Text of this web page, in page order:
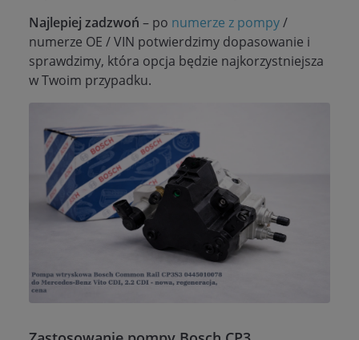
Najlepiej zadzwoń – po numerze z pompy/
numerze OE / VIN potwierdzimy dopasowanie i
sprawdzimy, która opcja będzie najkorzystniejsza
w Twoim przypadku.